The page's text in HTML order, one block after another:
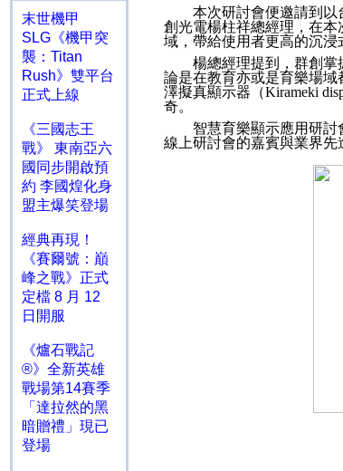
末世機甲
SLG《機甲突
襲：Titan
Rush》雙平台
正式上線
《三國志王
戰》 東南亞六
國同步開啟預
約 李國煌化身
盟主爆笑登場
經典再現！
《賽爾號：巔
峰之戰》正式
定檔 8 月 12
日開服
《爐石戰記
®》全新英雄
戰場第14賽季
「達拉然的黑
暗贈禮」現已
登場
本次研討會便邀請到
創光電楊柱祥總經理，在
域，帶給使用者更高的沉浸
楊總經理提到，群創掌
論是在教育亦或是育樂場
澤擬真顯示器（Kirameki
奇。
智慧育樂顯示應用研討
線上研討會的嘉賓與業界先